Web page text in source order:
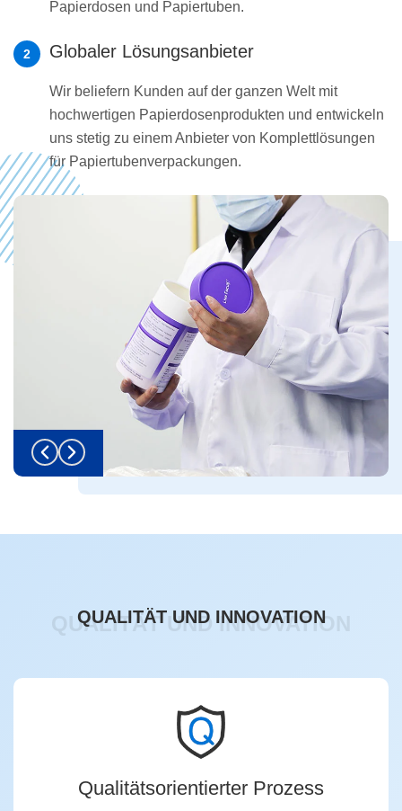
Papierdosen und Papiertuben.
2 Globaler Lösungsanbieter
Wir beliefern Kunden auf der ganzen Welt mit
hochwertigen Papierdosenprodukten und entwickeln
uns stetig zu einem Anbieter von Komplettlösungen
für Papiertubenverpackungen.
QUALITÄT UND INNOVATION
QUALITÄT UND INNOVATION
Qualitätsorientierter Prozess